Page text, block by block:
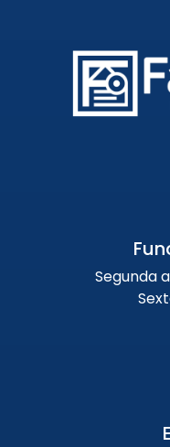
Segunda